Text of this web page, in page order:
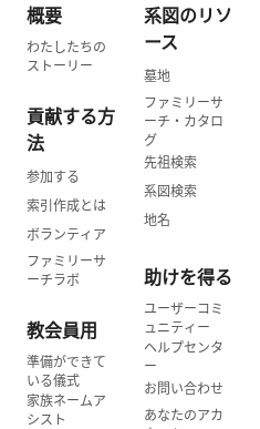
概要
わたしたちの
ストーリー
貢献する方
法
参加する
索引作成とは
ボランティア
ファミリーサ
ーチラボ
教会員用
準備ができて
いる儀式
家族ネームア
シスト
系図のリソ
ース
墓地
ファミリーサ
ーチ・カタロ
グ
先祖検索
系図検索
地名
助けを得る
ユーザーコミ
ュニティー
ヘルプセンタ
ー
お問い合わせ
あなたのアカ